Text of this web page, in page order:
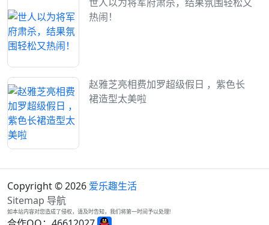
热闹！
赵雅芝亮相费加罗超级假日 ，紫色长
裙造型太美啦
Copyright © 2026 爱乐趣生活
Sitemap 导航
如本站内容对您造成了侵权，请及时告知，我们将第一时间予以处理!